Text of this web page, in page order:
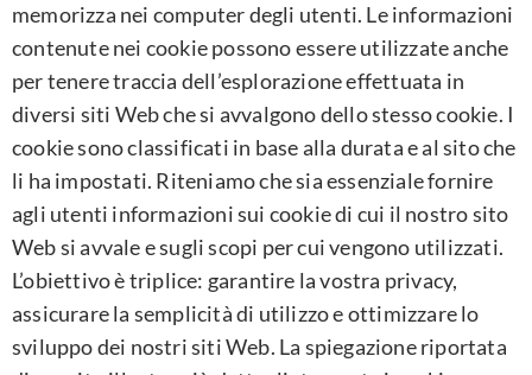
memorizza nei computer degli utenti. Le informazioni
contenute nei cookie possono essere utilizzate anche
per tenere traccia dell’esplorazione effettuata in
diversi siti Web che si avvalgono dello stesso cookie. I
cookie sono classificati in base alla durata e al sito che
li ha impostati. Riteniamo che sia essenziale fornire
agli utenti informazioni sui cookie di cui il nostro sito
Web si avvale e sugli scopi per cui vengono utilizzati.
L’obiettivo è triplice: garantire la vostra privacy,
assicurare la semplicità di utilizzo e ottimizzare lo
sviluppo dei nostri siti Web. La spiegazione riportata